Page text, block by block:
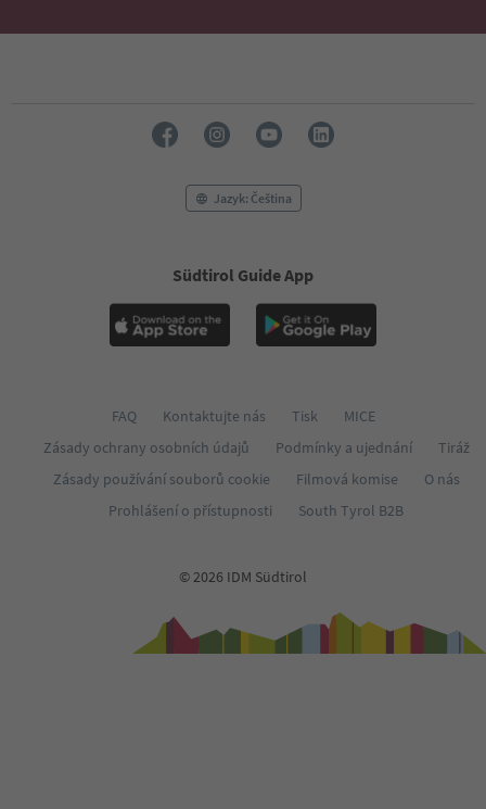
Jazyk: Čeština
Südtirol Guide App
FAQ Kontaktujte nás Tisk
MICE
Zásady ochrany osobních údajů
Podmínky a ujednání
Tiráž
Zásady používání souborů cookie
Filmová komise
O nás
Prohlášení o přístupnosti
South Tyrol B2B
© 2026 IDM Südtirol